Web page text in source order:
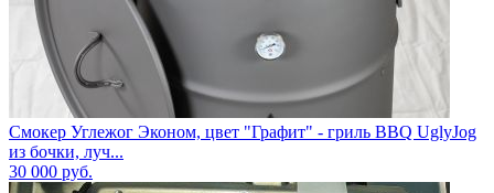
Смокер Углежог Эконом, цвет "Графит" - гриль BBQ UglyJog
из бочки, луч...
30 000 руб.